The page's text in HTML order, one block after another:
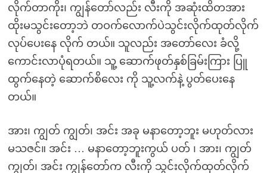
လိုက်တာကိုး၊ ကျွန်တော်လည်း လီးကို အဆုံးထိတအား
ထိုးမသွင်းတော့ဘဲ တဝက်လောက်ပဲသွင်းလိုက်ထုတ်လိုက်
လုပ်ပေးနေ လိုက် တယ်။ သူလည်း အတော်လေး ခံလို့
ကောင်းလာပုံရတယ်။ သူ့ ဆောက်ဖုတ်နှစ်ခြမ်းကြား ပြူ
ထွက်နေတဲ့ ဆောက်စိလေး ကို သူ့လက်နဲ့ ပွတ်ပေးနေ
တယ်။
အား၊ ကျွတ် ကျွတ်၊ အင်း အခု မနာတော့ဘူး မဟုတ်လား
မသဇင်။ အင်း … မနာတော့ဘူးကွယ် ပတ် ၊ အား၊ ကျွတ်
ကျွတ်၊ အင်း ကျွန်တော်က လီးကို သွင်းလိုက်ထုတ်လိုက်